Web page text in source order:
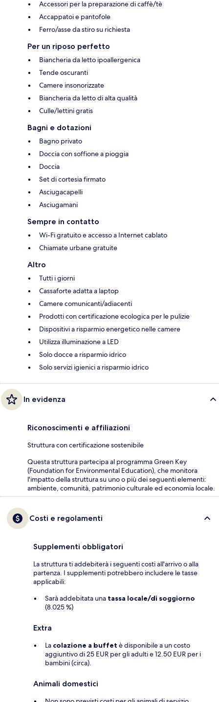
Accessori per la preparazione di caffè/tè
Accappatoi e pantofole
Ferro/asse da stiro su richiesta
Per un riposo perfetto
Biancheria da letto ipoallergenica
Tende oscuranti
Camere insonorizzate
Biancheria da letto di alta qualità
Culle/lettini gratis
Bagni e dotazioni
Bagno privato
Doccia con soffione a pioggia
Doccia
Set di cortesia firmato
Asciugacapelli
Asciugamani
Sempre in contatto
Wi-Fi gratuito e accesso a Internet cablato
Chiamate urbane gratuite
Altro
Tutti i giorni
Cassaforte adatta a laptop
Camere comunicanti/adiacenti
Prodotti con certificazione ecologica per le pulizie
Dispositivi a risparmio energetico nelle camere
Utilizza illuminazione a LED
Solo docce a risparmio idrico
Solo servizi igienici a risparmio idrico
In evidenza
Riconoscimenti e affiliazioni
Struttura con certificazione sostenibile
Questa struttura partecipa al programma Green Key
(Foundation for Environmental Education), che monitora
l'impatto della struttura su uno o più dei seguenti elementi:
ambiente, comunità, patrimonio culturale ed economia locale.
Costi e regolamenti
Supplementi obbligatori
La struttura ti addebiterà i seguenti costi all'arrivo o alla
partenza. I supplementi potrebbero includere le tasse
applicabili:
Sarà addebitata una tassa locale/di soggiorno
(8.025 %)
Extra
La colazione a buffet è disponibile a un costo
aggiuntivo di 25 EUR per gli adulti e 12.50 EUR per i
bambini (circa).
Animali domestici